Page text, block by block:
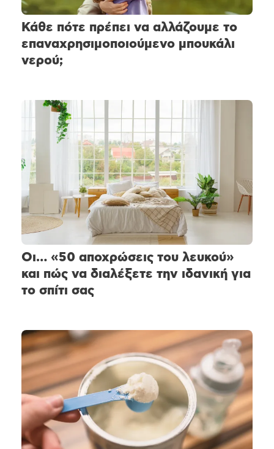
Κάθε πότε πρέπει να αλλάζουμε το
επαναχρησιμοποιούμενο μπουκάλι
νερού;
Οι… «50 αποχρώσεις του λευκού»
και πώς να διαλέξετε την ιδανική για
το σπίτι σας